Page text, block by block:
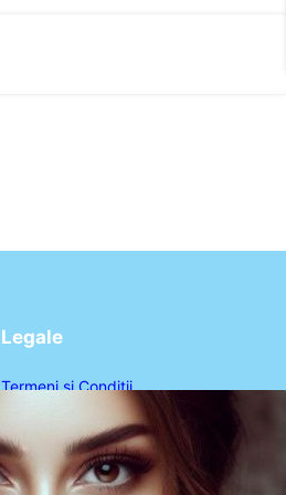
Legale
Termeni și Condiții
Politica de Confidențialitate
Politica de Cookies